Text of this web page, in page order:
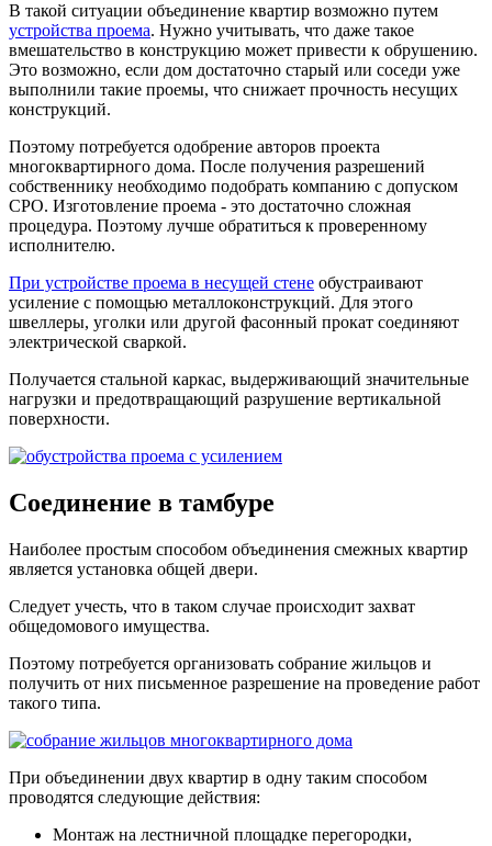
В такой ситуации объединение квартир возможно путем
устройства проема. Нужно учитывать, что даже такое
вмешательство в конструкцию может привести к обрушению.
Это возможно, если дом достаточно старый или соседи уже
выполнили такие проемы, что снижает прочность несущих
конструкций.
Поэтому потребуется одобрение авторов проекта
многоквартирного дома. После получения разрешений
собственнику необходимо подобрать компанию с допуском
СРО. Изготовление проема - это достаточно сложная
процедура. Поэтому лучше обратиться к проверенному
исполнителю.
При устройстве проема в несущей стене обустраивают
усиление с помощью металлоконструкций. Для этого
швеллеры, уголки или другой фасонный прокат соединяют
электрической сваркой.
Получается стальной каркас, выдерживающий значительные
нагрузки и предотвращающий разрушение вертикальной
поверхности.
Соединение в тамбуре
Наиболее простым способом объединения смежных квартир
является установка общей двери.
Следует учесть, что в таком случае происходит захват
общедомового имущества.
Поэтому потребуется организовать собрание жильцов и
получить от них письменное разрешение на проведение работ
такого типа.
При объединении двух квартир в одну таким способом
проводятся следующие действия:
Монтаж на лестничной площадке перегородки,